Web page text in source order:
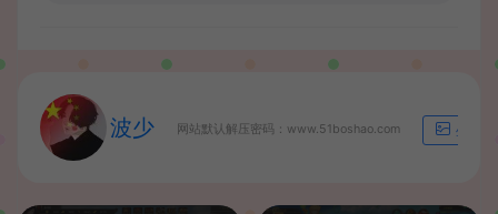
波少 网站默认解压密码：www.51boshao.com 生成海